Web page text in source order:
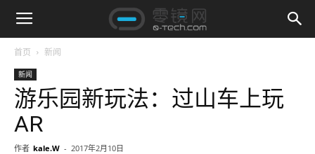
首页 新闻
新闻
游乐园新玩法：过山车上玩
AR
作者 kale.W - 2017年2月10日